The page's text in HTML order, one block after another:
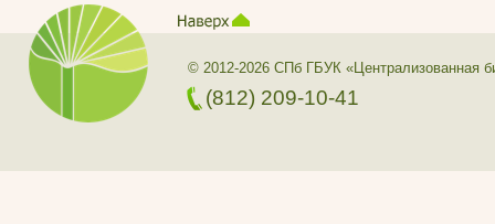
© 2012-2026 СПб ГБУК «Централизованная
(812) 209-10-41